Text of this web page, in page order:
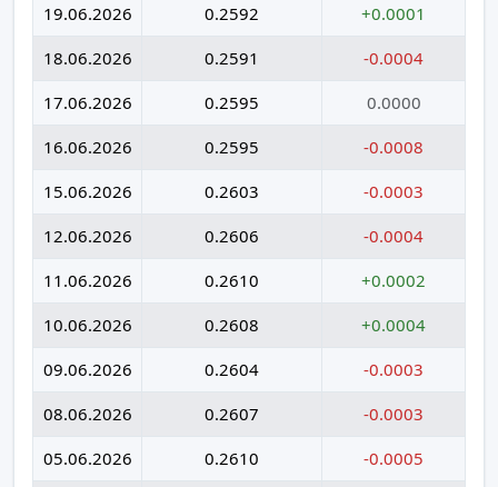
19.06.2026
0.2592
+0.0001
18.06.2026
0.2591
-0.0004
17.06.2026
0.2595
0.0000
16.06.2026
0.2595
-0.0008
15.06.2026
0.2603
-0.0003
12.06.2026
0.2606
-0.0004
11.06.2026
0.2610
+0.0002
10.06.2026
0.2608
+0.0004
09.06.2026
0.2604
-0.0003
08.06.2026
0.2607
-0.0003
05.06.2026
0.2610
-0.0005